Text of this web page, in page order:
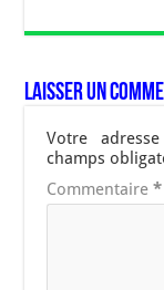
Laisser un
Votre
champs
Commentaire*